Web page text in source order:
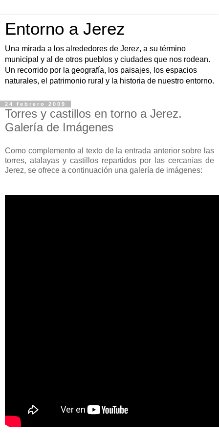
Entorno a Jerez
Una mirada a los alrededores de Jerez, a su término
municipal y al de otros pueblos y ciudades que nos rodean.
Un recorrido por la geografía, los paisajes, los espacios
naturales, el patrimonio rural y la historia de nuestro entorno.
24 febrero 2009
Torres y castillos en torno a Jerez.
Galería de Imágenes
Como complemento al texto de la entrada anterior sobre las
torres, atalayas y castillos repartidos por las cercanías de
Jerez, se ofrece a continuación una galería de imágenes: